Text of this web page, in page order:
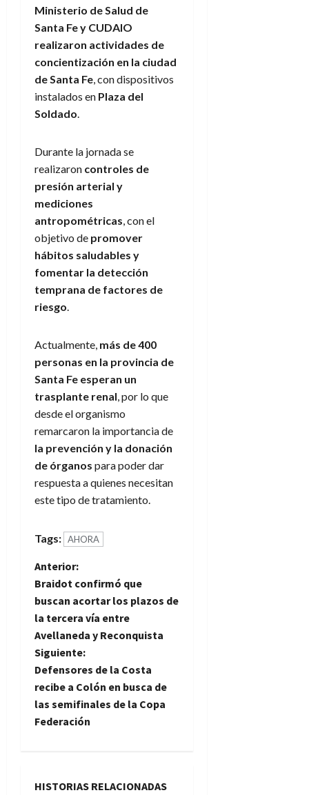
Ministerio de Salud de
Santa Fe y CUDAIO
realizaron actividades de
concientización en la ciudad
de Santa Fe , con dispositivos
instalados en Plaza del
Soldado
Durante la jornada se
realizaron controles de
presión arterial y
mediciones
antropométricas , con el
objetivo de promover
hábitos saludables y
fomentar la detección
temprana de factores de
riesgo
Actualmente, más de 400
personas en la provincia de
Santa Fe esperan un
trasplante renal , por lo que
desde el organismo
remarcaron la importancia de
la prevención y la donación
de órganos para poder dar
respuesta a quienes necesitan
este tipo de tratamiento.
Tags: AHORA
N
a
v
e
g
a
Anterior:
Braidot confirmó que
buscan acortar los plazos de
la tercera vía entre
Avellaneda y Reconquista
Siguiente:
Defensores de la Costa
recibe a Colón en busca de
las semifinales de la Copa
Federación
HISTORIAS RELACIONADAS